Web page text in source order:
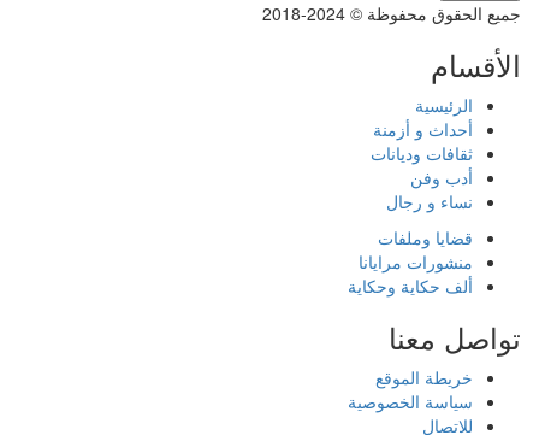
جميع الحقوق محفوظة © 2024-2018
الأقسام
الرئيسية
أحداث و أزمنة
ثقافات وديانات
أدب وفن
نساء و رجال
قضايا وملفات
منشورات مرايانا
ألف حكاية وحكاية
تواصل معنا
خريطة الموقع
سياسة الخصوصية
للاتصال